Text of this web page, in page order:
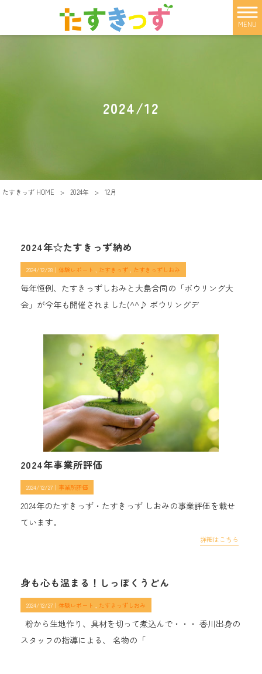
MENU
2024/12
たすきっず HOME > 2024年 > 12月
2024年☆たすきっず納め
2024/12/28｜ 体験レポート たすきっず たすきっずしおみ
毎年恒例、たすきっずしおみと大島合同の「ボウリング大
会」が今年も開催されました(^^♪ ボウリングデ
2024年事業所評価
2024/12/27｜ 事業所評価
2024年のたすきっず・たすきっず しおみの事業評価を載せ
ています。
詳細はこちら
身も心も温まる！しっぽくうどん
2024/12/27｜ 体験レポート たすきっずしおみ
粉から生地作り、具材を切って煮込んで・・・ 香川出身の
スタッフの指導による、 名物の「